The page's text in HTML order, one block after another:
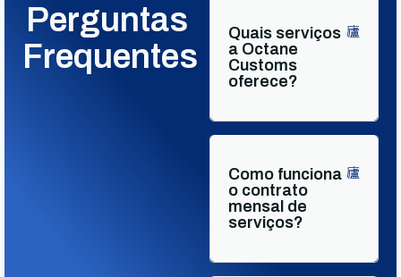
Perguntas
Frequentes
Quais serviços
a Octane
Customs
oferece?
Como funciona
o contrato
mensal de
serviços?